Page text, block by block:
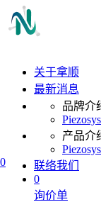
0
关于拿顺
最新消息
品牌介
产品介
联络我们
0
询价单